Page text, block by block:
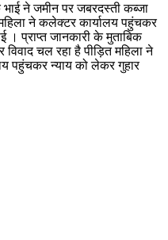
भाई ने जमीन पर जबरदस्ती कब्जा
ने कलेक्टर कार्यालय पहुंचकर
। प्राप्त जानकारी के मुताबिक
विवाद चल रहा है पीड़ित महिला ने
पहुंचकर न्याय को लेकर गुहार